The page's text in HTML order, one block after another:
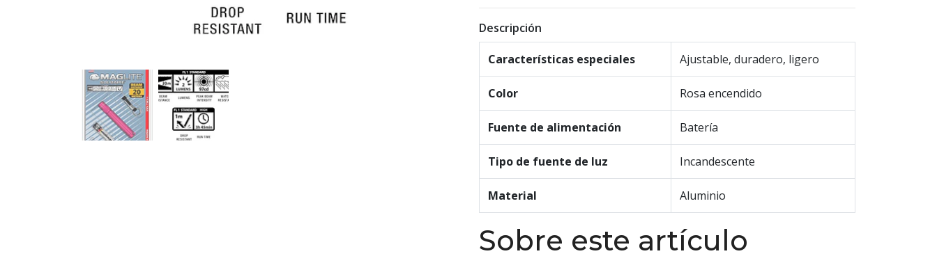
Descripción
Características especiales Ajustable, duradero, ligero
Color Rosa encendido
Fuente de alimentación Batería
Tipo de fuente de luz Incandescente
Material Aluminio
Sobre este artículo